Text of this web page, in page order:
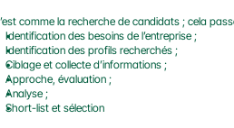
comme la recherche de candidats ; cela
Identification des besoins de l’entreprise ;
Identification des profils recherchés ;
Ciblage et collecte d’informations ;
Approche, évaluation ;
Analyse ;
Short-list et sélection